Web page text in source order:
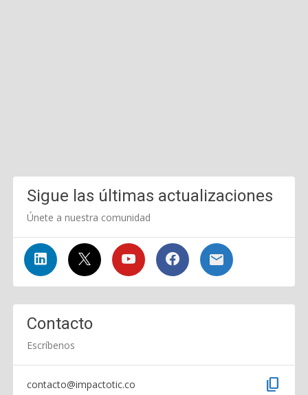
Sigue las últimas actualizaciones
Únete a nuestra comunidad
Contacto
Escríbenos
contacto@impactotic.co content_copy